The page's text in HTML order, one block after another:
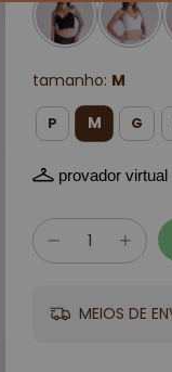
tamanho: M
P M G
provador virtual
MEIOS DE